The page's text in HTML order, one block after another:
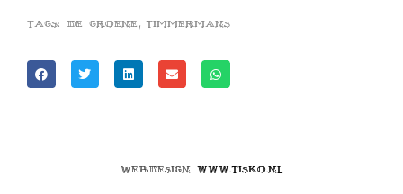
Tags: de groene , timmermans
Webdesign www.tisko.nl